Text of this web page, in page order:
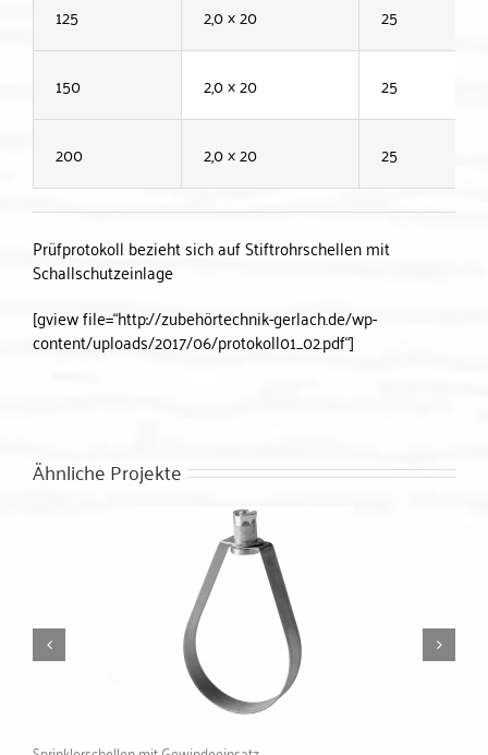
125 2,0 × 20 25
150 2,0 × 20 25
200 2,0 × 20 25
Prüfprotokoll bezieht sich auf Stiftrohrschellen mit
Schallschutzeinlage
[gview file=“http://zubehörtechnik-gerlach.de/wp-
content/uploads/2017/06/protokoll01_02.pdf“]
Ähnliche Projekte